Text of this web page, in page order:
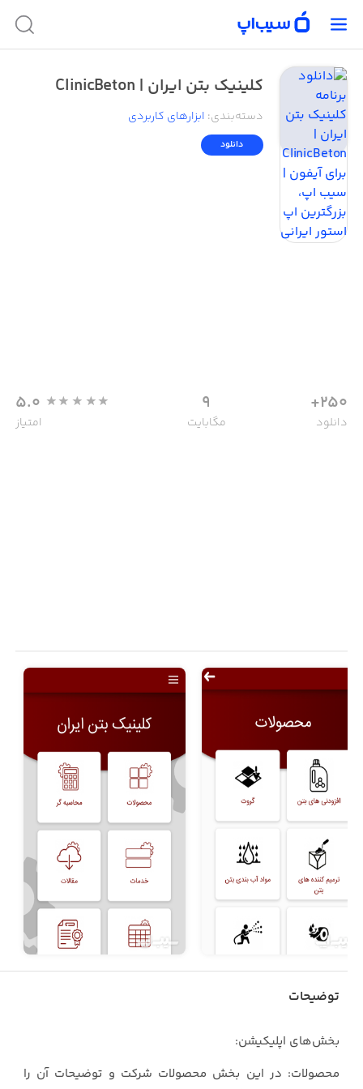
کلینیک بتن ایران | ClinicBeton
دسته‌بندی: ابزار‌های کاربردی
دانلود
250+
دانلود
9
مگابایت
5.0
امتیاز
توضیحات
بخش‌های اپلیکیشن:
محصولات: در این بخش محصولات شرکت و توضیحات آن را